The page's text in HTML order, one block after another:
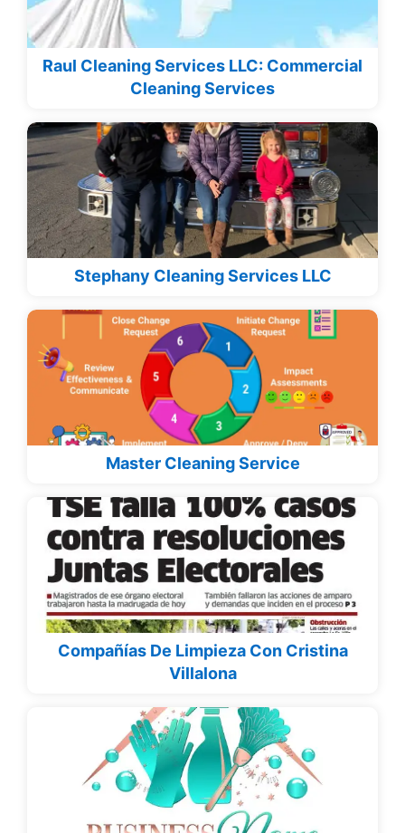
Raul Cleaning Services LLC: Commercial
Cleaning Services
Stephany Cleaning Services LLC
Master Cleaning Service
Compañías De Limpieza Con Cristina
Villalona